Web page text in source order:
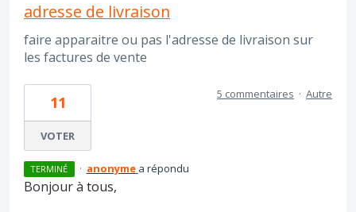
adresse de livraison
faire apparaitre ou pas l'adresse de livraison sur
les factures de vente
11
VOTER
5 commentaires · Autre
TERMINÉ · anonyme a répondu
Bonjour à tous,